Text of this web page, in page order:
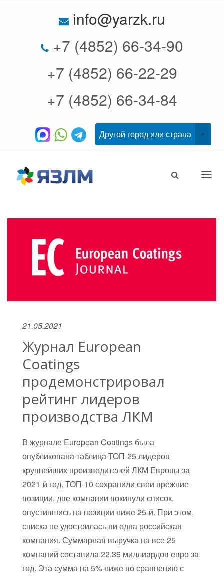
info@yarzk.ru
+7 (4852) 66-34-90
+7 (4852) 66-22-29
+7 (4852) 66-34-84
21.05.2021
Журнал European
Coatings
продемонстрировал
рейтинг лидеров
производства ЛКМ
В журнале European Coatings была
опубликована таблица ТОП-25 лидеров
крупнейших производителей ЛКМ Европы за
2021-й год. ТОП-10 сохранили свои прежние
позиции, две компании покинули список,
опустившись на позиции ниже 25-й. При этом,
списка не удостоилась ни одна российская
компания. Суммарная выручка на все 25
компаний составила 22.36 миллиардов евро за
год. Эта сумма на 5% ниже по сравнению с